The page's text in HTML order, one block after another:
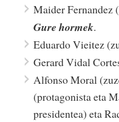
Maider Fernandez
Gure hormek.
Eduardo Vieitez
Gerard Vidal
Alfonso Moral
(protagonista eta
presidentea) eta